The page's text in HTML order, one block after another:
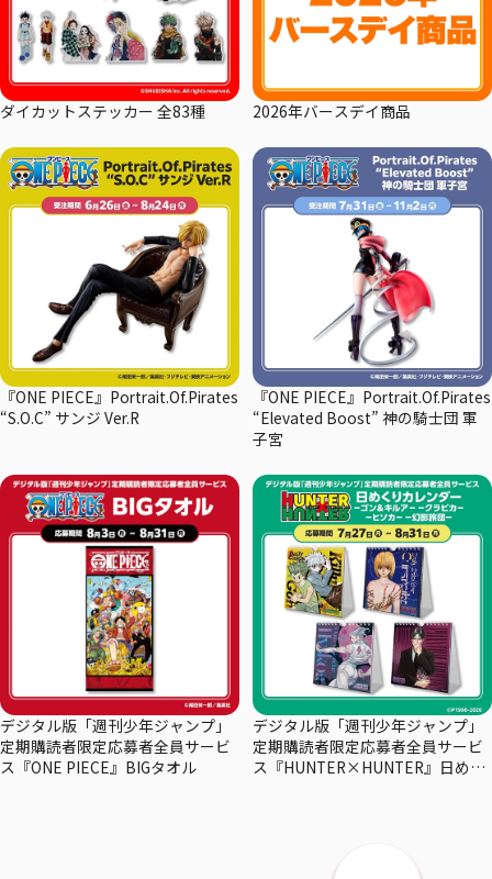
ダイカットステッカー 全83種 2026年バースデイ商品
『ONE PIECE』Portrait.Of.Pirates
“S.O.C” サンジ Ver.R
『ONE PIECE』Portrait.Of.Pirates
“Elevated Boost” 神の騎士団 軍
子宮
デジタル版「週刊少年ジャンプ」
定期購読者限定応募者全員サービ
ス『ONE PIECE』BIGタオル
デジタル版「週刊少年ジャンプ」
定期購読者限定応募者全員サービ
ス『HUNTER×HUNTER』日めく